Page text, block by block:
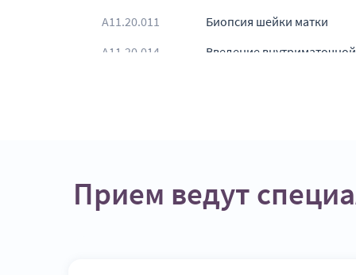
A11.20.011 Биопсия шейки матки
A11.20.014 Введение
A11.20.047 Разведение синехий (с
Прием ведут